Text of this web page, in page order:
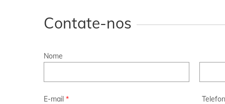
Contate-nos
Nome
E-mail *